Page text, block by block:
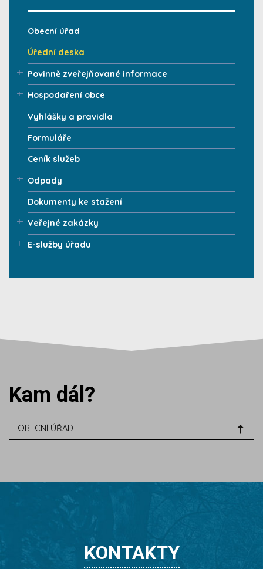
Obecní úřad
Úřední deska
Povinně zveřejňované informace
Hospodaření obce
Vyhlášky a pravidla
Formuláře
Ceník služeb
Odpady
Dokumenty ke stažení
Veřejné zakázky
E-služby úřadu
Kam dál?
OBECNÍ ÚŘAD
KONTAKTY